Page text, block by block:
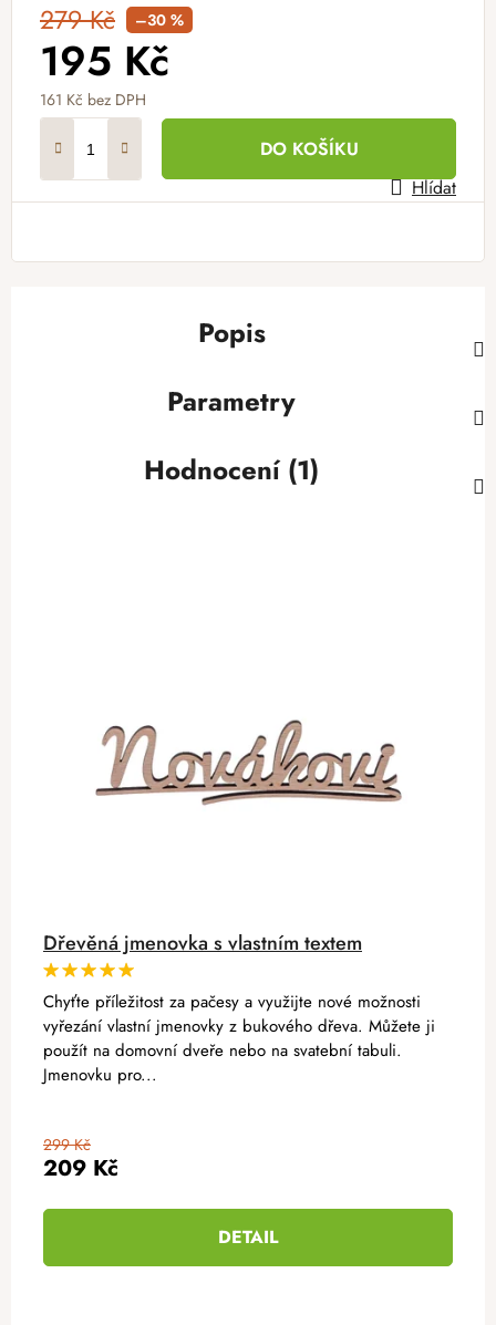
279 Kč –30 %
195 Kč
161 Kč bez DPH
DO KOŠÍKU
Hlídat
Popis
Parametry
Hodnocení (1)
Dřevěná jmenovka s vlastním textem
209 Kč
299 Kč
DETAIL
Chyťte příležitost za pačesy a využijte nové možnosti
vyřezání vlastní jmenovky z bukového dřeva. Můžete ji
použít na domovní dveře nebo na svatební tabuli.
Jmenovku pro...